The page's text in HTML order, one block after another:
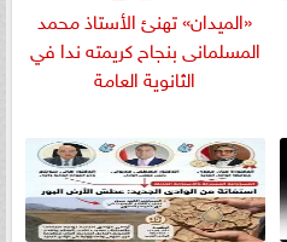
«الميدان» تهنئ الأستاذ محمد
المسلمانى بنجاح كريمته ندا في
الثانوية العامة